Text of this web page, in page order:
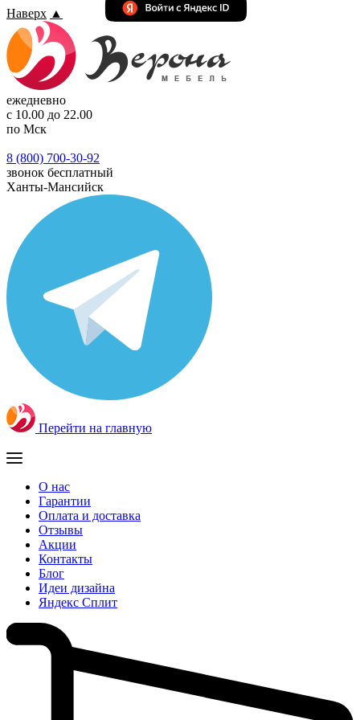
Наверх ▲
ежедневно
с 10.00 до 22.00
по Мск
8 (800) 700-30-92
звонок бесплатный
Ханты-Мансийск
Перейти на главную
О нас
Гарантии
Оплата и доставка
Отзывы
Акции
Контакты
Блог
Идеи дизайна
Яндекс Сплит